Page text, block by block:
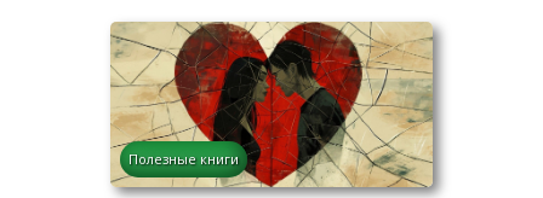
Полезные книги